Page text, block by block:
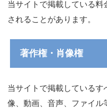
当サイトで掲載している
されることがあります。
著作権・肖像権
当サイトで掲載している
像、動画、音声、ファイ